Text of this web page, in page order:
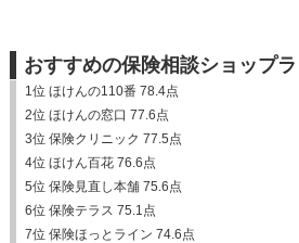
おすすめの保険相談ショップ
1位 ほけんの110番 78.4点
2位 ほけんの窓口 77.6点
3位 保険クリニック 77.5点
4位 ほけん百花 76.6点
5位 保険見直し本舗 75.6点
6位 保険テラス 75.1点
7位 保険ほっとライン 74.6点